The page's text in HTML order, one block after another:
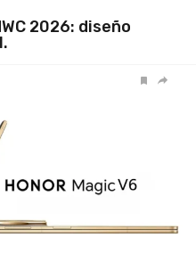
2026: diseño